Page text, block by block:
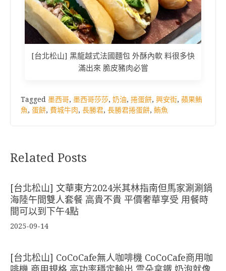
[台北松山] 黑龍越式法國麵包 外酥內軟 料很多快
滿出來 脆皮豬肉必嘗
Tagged 墨西哥, 墨西哥莎莎, 奶油, 捲蛋餅, 興安街, 蘋果鮪
魚, 蛋餅, 費城牛肉, 長勝君, 長勝君捲蛋餅, 鮪魚
Related Posts
[台北松山] 文華東方2024米其林指南但馬家涮涮鍋
海陸午間雙人套餐 高貴不貴 平價奢華享受 用餐時
間可以到下午4點
2025-09-14
[台北松山] CoCoCafe無人咖啡機 CoCoCafe商用咖